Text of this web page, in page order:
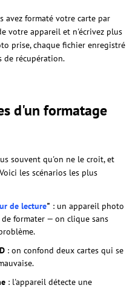
avez formaté votre carte par
votre appareil et n'écrivez plus
prise, chaque fichier enregistré
de récupération.
d'un formatage
souvent qu'on ne le croit, et
les scénarios les plus
de lecture" : un appareil photo
formater — on clique sans
: on confond deux cartes qui se
: l'appareil détecte une